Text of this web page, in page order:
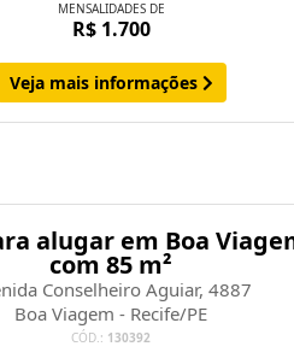
MENSALIDADES DE
R$ 1.700
Veja mais informações
alugar em Boa
com 85 m²
Conselheiro Aguiar, 4887
Boa Viagem - Recife/PE
CÓD.: 130392